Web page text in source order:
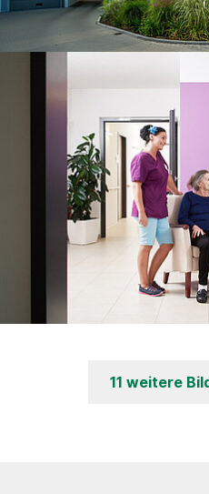
11 weitere